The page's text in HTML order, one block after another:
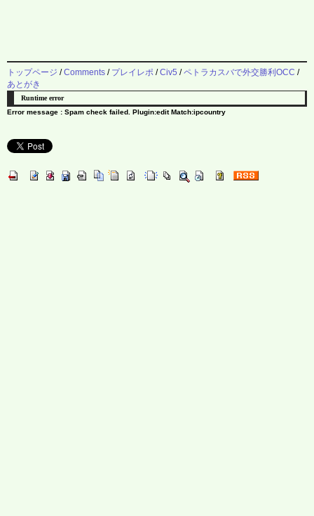
トップページ /Comments / プレイレポ /Civ5 /ペトラカスバで外交勝利OCC /
あとがき
Runtime error
Error message : Spam check failed. Plugin:edit Match:ipcountry